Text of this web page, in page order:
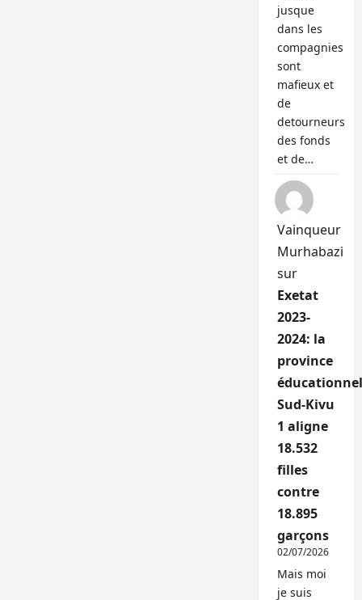
jusque
dans les
compagnies
sont
mafieux et
de
detourneurs
des fonds
et de…
Vainqueur
Murhabazi
sur
Exetat
2023-
2024: la
province
Sud-Kivu
1 aligne
18.532
filles
contre
18.895
garçons
02/07/2026
Mais moi
je suis